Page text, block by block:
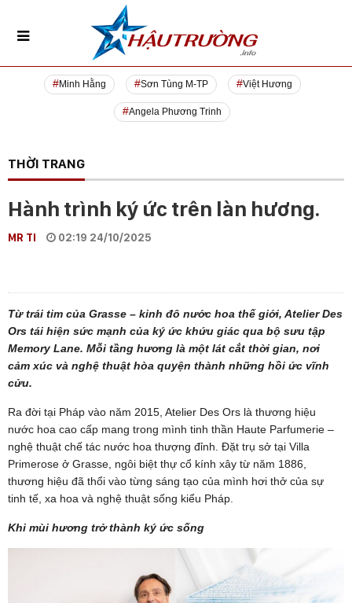
Minh Hằng Sơn Tùng M-TP Việt Hương
Angela Phương Trinh
THỜI TRANG
Hành trình ký ức trên làn hương.
MR TI 02:19 24/10/2025
Từ trái tim của Grasse – kinh đô nước hoa thế giới, Atelier Des
Ors tái hiện sức mạnh của ký ức khứu giác qua bộ sưu tập
Memory Lane. Mỗi tầng hương là một lát cắt thời gian, nơi
cảm xúc và nghệ thuật hòa quyện thành những hồi ức vĩnh
cửu.
Ra đời tại Pháp vào năm 2015, Atelier Des Ors là thương hiệu
nước hoa cao cấp mang trong mình tinh thần Haute Parfumerie –
nghệ thuật chế tác nước hoa thượng đỉnh. Đặt trụ sở tại Villa
Primerose ở Grasse, ngôi biệt thự cổ kính xây từ năm 1886,
thương hiệu đã thổi vào từng sáng tạo của mình hơi thở của sự
tinh tế, xa hoa và nghệ thuật sống kiểu Pháp.
Khi mùi hương trở thành ký ức sống